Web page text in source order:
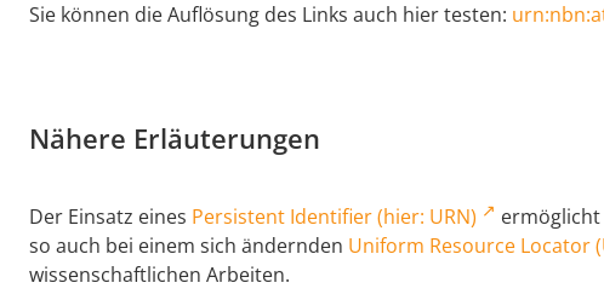
Sie können die Auflösung des Links auch hier testen:
Nähere Erläuterungen
Der Einsatz eines Persistent Identifier (hier: URN)
so auch bei einem sich ändernden Uniform Resource Locator
wissenschaftlichen Arbeiten.